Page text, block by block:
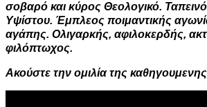
σοβαρό και κύρος Θεολογικό.
Υψίστου. Έμπλεος ποιμαντικής
αγάπης. Ολιγαρκής, αφιλοκερδής,
φιλόπτωχος.
Ακούστε την ομιλία της